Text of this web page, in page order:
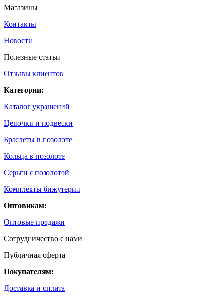
Магазины
Контакты
Новости
Полезные статьи
Отзывы клиентов
Категории:
Каталог украшений
Цепочки и подвески
Браслеты в позолоте
Кольца в позолоте
Серьги с позолотой
Комплекты бижутерии
Оптовикам:
Оптовые продажи
Сотрудничество с нами
Публичная оферта
Покупателям:
Доставка и оплата